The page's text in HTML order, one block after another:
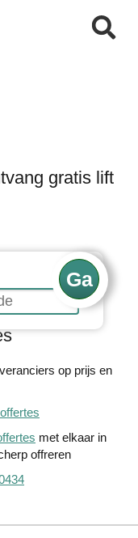
gratis lift
op prijs en
met elkaar in
offreren